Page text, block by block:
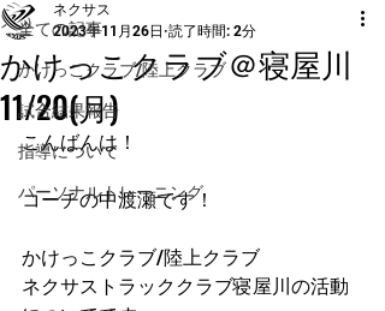
全ての記事
かけっこクラブ/陸上クラブ
試合結果報告
指導について
パーソナルトレーニング
かけっこクラブ＠寝屋川
11/20(月)
ネクサス
2023年11月26日 読了時間: 2分
こんばんは！
コーチの中渡瀬です！
かけっこクラブ/陸上クラブ
ネクサストラッククラブ寝屋川の活動